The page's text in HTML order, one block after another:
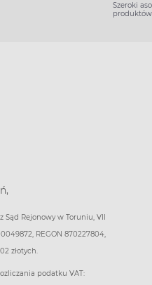
Szeroki
produktów
Rejonowy w Toruniu, VII
REGON 870227804,
złotych.
podatku VAT: